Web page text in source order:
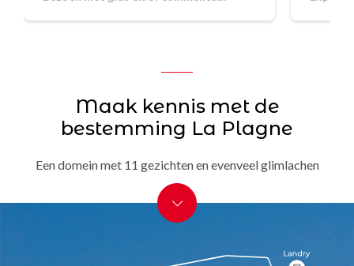
Maak kennis met de
bestemming La Plagne
Een domein met 11 gezichten en evenveel glimlachen